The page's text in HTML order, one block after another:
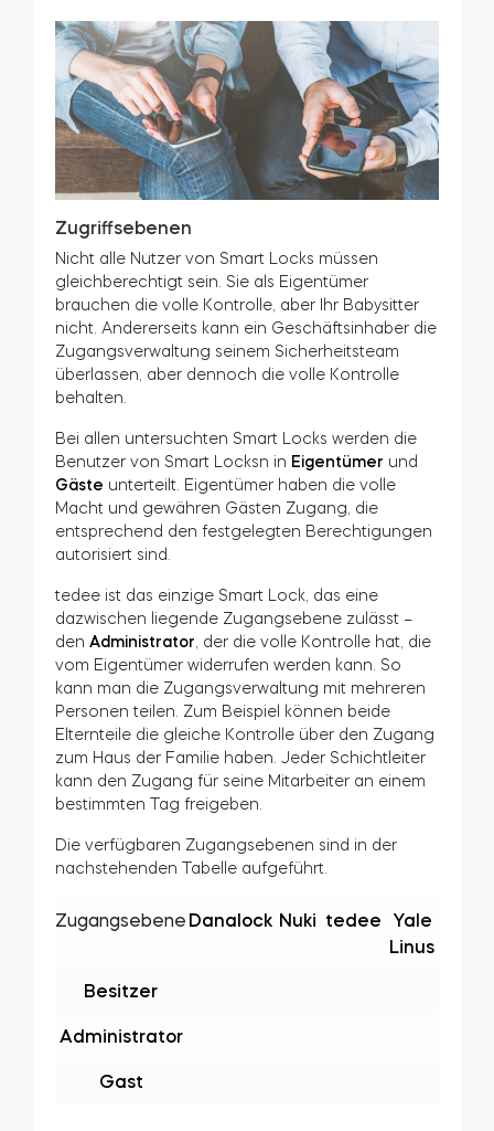
Zugriffsebenen
Nicht alle Nutzer von Smart Locks müssen
gleichberechtigt sein. Sie als Eigentümer
brauchen die volle Kontrolle, aber Ihr Babysitter
nicht. Andererseits kann ein Geschäftsinhaber die
Zugangsverwaltung seinem Sicherheitsteam
überlassen, aber dennoch die volle Kontrolle
behalten.
Bei allen untersuchten Smart Locks werden die
Benutzer von Smart Locksn in Eigentümer und
Gäste unterteilt. Eigentümer haben die volle
Macht und gewähren Gästen Zugang, die
entsprechend den festgelegten Berechtigungen
autorisiert sind.
tedee ist das einzige Smart Lock, das eine
dazwischen liegende Zugangsebene zulässt –
den Administrator , der die volle Kontrolle hat, die
vom Eigentümer widerrufen werden kann. So
kann man die Zugangsverwaltung mit mehreren
Personen teilen. Zum Beispiel können beide
Elternteile die gleiche Kontrolle über den Zugang
zum Haus der Familie haben. Jeder Schichtleiter
kann den Zugang für seine Mitarbeiter an einem
bestimmten Tag freigeben.
Die verfügbaren Zugangsebenen sind in der
nachstehenden Tabelle aufgeführt.
Zugangsebene Danalock Nuki tedee
Yale
Linus
Besitzer
Administrator